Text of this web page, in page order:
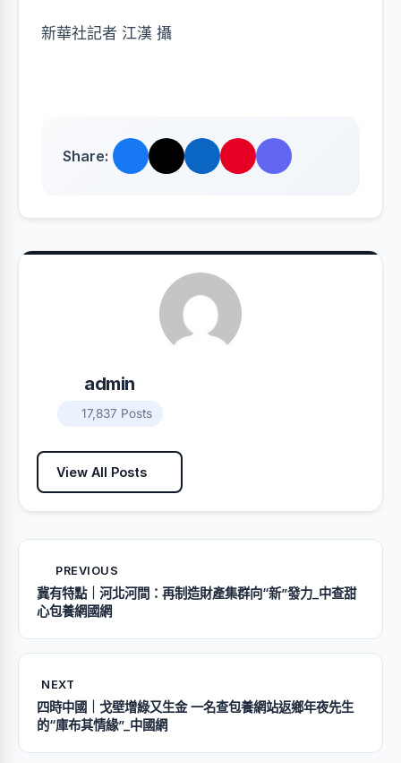
新華社記者 江漢 攝
Share:
admin
17,837 Posts
View All Posts
PREVIOUS
冀有特點｜河北河間：再制造財產集群向“新”發力_中查甜
心包養網國網
NEXT
四時中國｜戈壁增綠又生金 一名查包養網站返鄉年夜先生
的“庫布其情緣”_中國網